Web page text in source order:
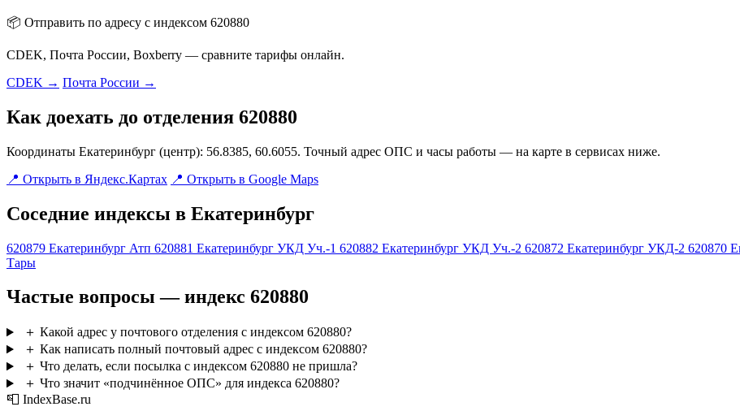
📦 Отправить по адресу с индексом 620880
CDEK, Почта России, Boxberry — сравните тарифы онлайн.
CDEK → Почта России →
Как доехать до отделения 620880
Координаты Екатеринбург (центр): 56.8385, 60.6055. Точный адрес ОПС и часы работы — на карте в сервисах ниже.
📍 Открыть в Яндекс.Картах 📍 Открыть в Google Maps
Соседние индексы в Екатеринбург
620879 Екатеринбург Атп 620881 Екатеринбург УКД Уч.-1 620882 Екатеринбург УКД Уч.-2 620872 Екатеринбург УКД-2 620870
Тары
Частые вопросы — индекс 620880
＋ Какой адрес у почтового отделения с индексом 620880?
＋ Как написать полный почтовый адрес с индексом 620880?
＋ Что делать, если посылка с индексом 620880 не пришла?
＋ Что значит «подчинённое ОПС» для индекса 620880?
📮 IndexBase.ru